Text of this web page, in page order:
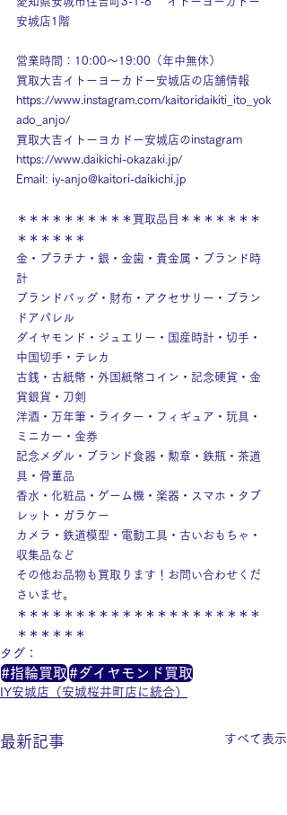
安城店1階
営業時間：10:00～19:00（年中無休）
買取大吉イトーヨーカドー安城店の店舗情報
https://www.instagram.com/kaitoridaikiti_ito_yok
ado_anjo/
買取大吉イトーヨカドー安城店のinstagram
https://www.daikichi-okazaki.jp/
Email: iy-anjo@kaitori-daikichi.jp
＊＊＊＊＊＊＊＊＊＊買取品目＊＊＊＊＊＊＊
＊＊＊＊＊＊
金・プラチナ・銀・金歯・貴金属・ブランド時
計
ブランドバッグ・財布・アクセサリー・ブラン
ドアパレル
ダイヤモンド・ジュエリー・国産時計・切手・
中国切手・テレカ
古銭・古紙幣・外国紙幣コイン・記念硬貨・金
貨銀貨・刀剣
洋酒・万年筆・ライター・フィギュア・玩具・
ミニカー・金券
記念メダル・ブランド食器・勲章・鉄瓶・茶道
具・骨董品
香水・化粧品・ゲーム機・楽器・スマホ・タブ
レット・ガラケー
カメラ・鉄道模型・電動工具・古いおもちゃ・
収集品など
その他お品物も買取ります！お問い合わせくだ
さいませ。
＊＊＊＊＊＊＊＊＊＊＊＊＊＊＊＊＊＊＊＊＊
＊＊＊＊＊＊
タグ：
#指輪買取#ダイヤモンド買取
IY安城店（安城桜井町店に統合）
最新記事 すべて表示